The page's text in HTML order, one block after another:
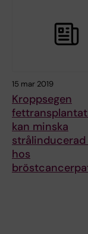
15 mar 2019
Kroppsegen
kan minska
hos